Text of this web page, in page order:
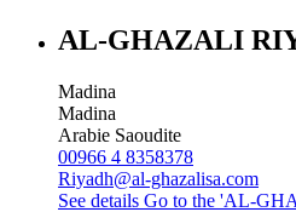
AL-GHAZALI
Madina
Madina
Arabie Saoudite
00966 4 8358378
Riyadh@al-ghazalisa.com
See details Go to the 'AL-